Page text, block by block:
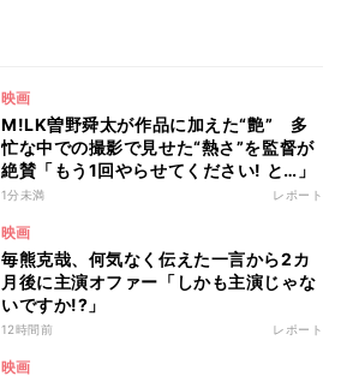
映画
M!LK曽野舜太が作品に加えた“艶” 多
忙な中での撮影で見せた“熱さ”を監督が
絶賛「もう1回やらせてください! と…」
1分未満 レポート
映画
毎熊克哉、何気なく伝えた一言から2カ
月後に主演オファー「しかも主演じゃな
いですか!?」
12時間前 レポート
映画